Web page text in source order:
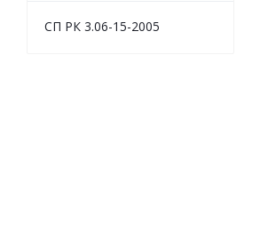
СП РК 3.06-15-2005